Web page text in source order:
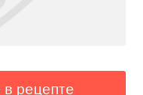
рецепте